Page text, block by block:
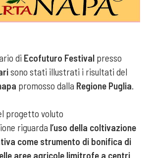
di Ecofuturo Festival presso
sono stati illustrati i risultati del
promosso dalla Regione Puglia.
progetto voluto
riguarda l’uso della coltivazione
come strumento di bonifica di
aree agricole limitrofe a centri